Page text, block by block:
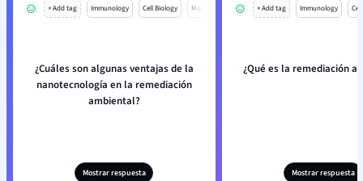
+ Add tag Immunology Cell Biology Mo
¿Cuáles son algunas ventajas de la
nanotecnología en la remediación
ambiental?
Mostrar respuesta
+ Add tag Immunology
¿Qué es la remediación
Mostrar respuesta